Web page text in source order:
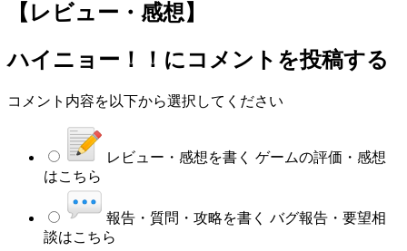
【レビュー・感想】
ハイニョー！！ にコメントを投稿する
コメント内容を以下から選択してください
レビュー・感想を書く ゲームの評価・感想
はこちら
報告・質問・攻略を書く バグ報告・要望相
談はこちら